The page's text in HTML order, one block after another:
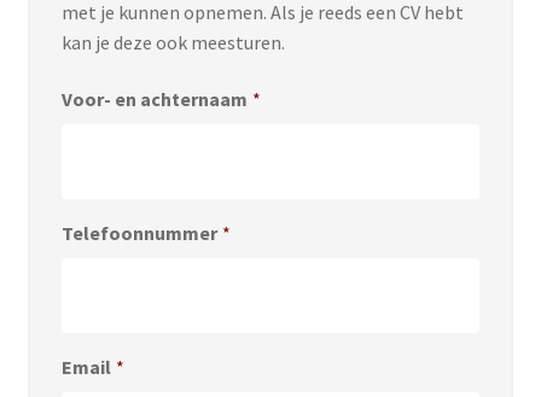
met je kunnen opnemen. Als je reeds een CV hebt
kan je deze ook meesturen.
Voor- en achternaam *
Telefoonnummer *
Email *